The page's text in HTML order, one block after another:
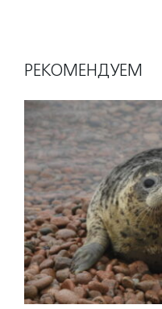
РЕКОМЕНДУЕМ